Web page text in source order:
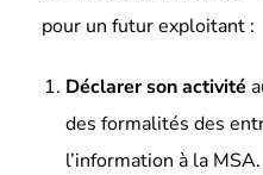
pour un futur exploitant :
Déclarer son activité
des formalités des
l’information à la MSA.